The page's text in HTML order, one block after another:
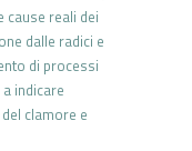
cause reali dei
dalle radici e
di processi
indicare
del clamore e